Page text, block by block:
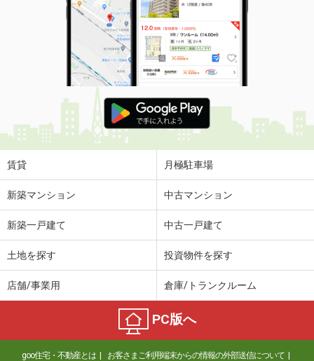
賃貸 月極駐車場
新築マンション 中古マンション
新築一戸建て 中古一戸建て
土地を探す 投資物件を探す
店舗/事業用 倉庫/トランクルーム
PC版へ
goo住宅・不動産とは お客さまご利用端末からの情報の外部送信について